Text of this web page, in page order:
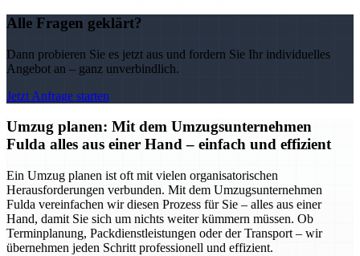
Alle Fragen geklärt?
Dann probieren Sie es jetzt aus und fordern Sie Ihr individuelles
Angebot an – ganz unverbindlich.
Jetzt Anfrage starten
Umzug planen: Mit dem Umzugsunternehmen
Fulda alles aus einer Hand – einfach und effizient
Ein Umzug planen ist oft mit vielen organisatorischen
Herausforderungen verbunden. Mit dem Umzugsunternehmen
Fulda vereinfachen wir diesen Prozess für Sie – alles aus einer
Hand, damit Sie sich um nichts weiter kümmern müssen. Ob
Terminplanung, Packdienstleistungen oder der Transport – wir
übernehmen jeden Schritt professionell und effizient.